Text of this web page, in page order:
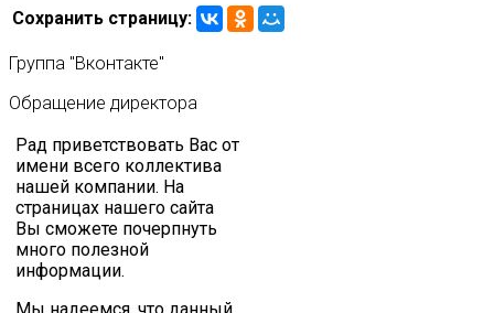
Сохранить страницу:
Группа "Вконтакте"
Обращение директора
Рад приветствовать Вас от
имени всего коллектива
нашей компании. На
страницах нашего сайта
Вы сможете почерпнуть
много полезной
информации.